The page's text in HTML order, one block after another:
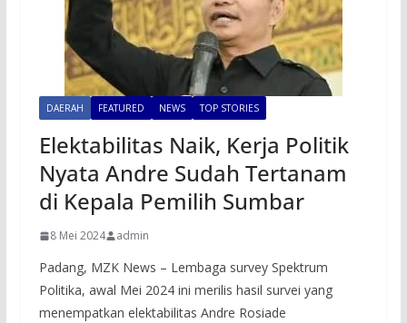
DAERAH FEATURED NEWS TOP STORIES
Elektabilitas Naik, Kerja Politik
Nyata Andre Sudah Tertanam
di Kepala Pemilih Sumbar
8 Mei 2024 admin
Padang, MZK News – Lembaga survey Spektrum
Politika, awal Mei 2024 ini merilis hasil survei yang
menempatkan elektabilitas Andre Rosiade